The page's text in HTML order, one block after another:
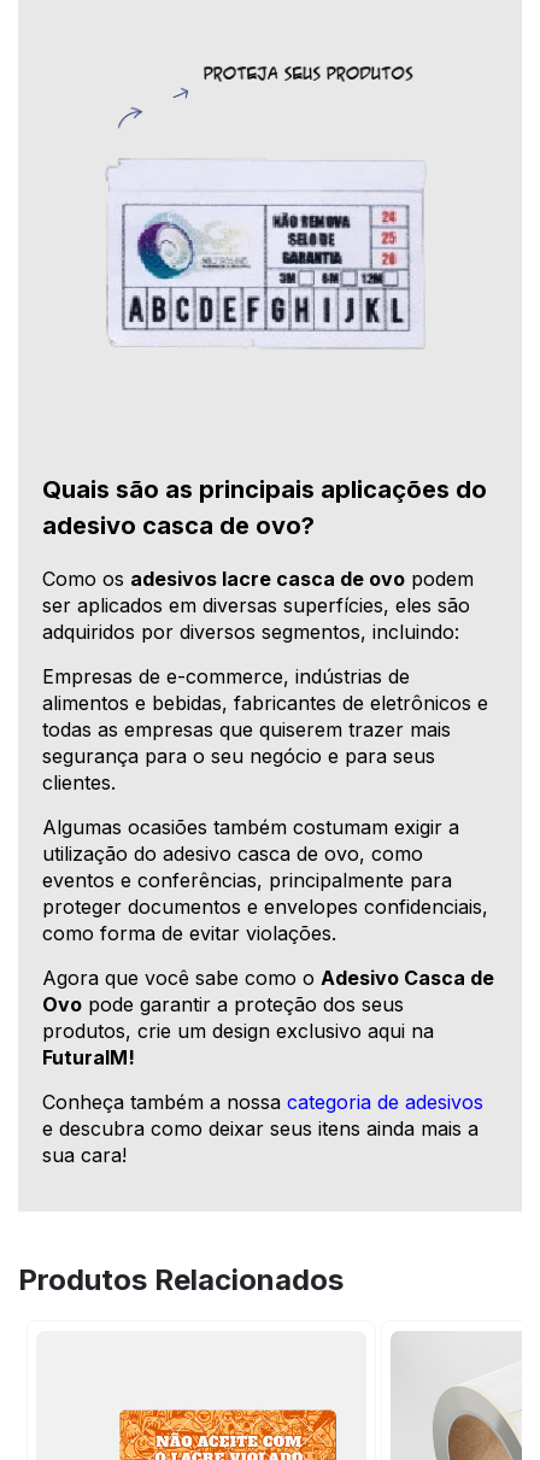
Quais são as principais aplicações do
adesivo casca de ovo?
Como os adesivos lacre casca de ovo podem
ser aplicados em diversas superfícies, eles são
adquiridos por diversos segmentos, incluindo:
Empresas de e-commerce, indústrias de
alimentos e bebidas, fabricantes de eletrônicos e
todas as empresas que quiserem trazer mais
segurança para o seu negócio e para seus
clientes.
Algumas ocasiões também costumam exigir a
utilização do adesivo casca de ovo, como
eventos e conferências, principalmente para
proteger documentos e envelopes confidenciais,
como forma de evitar violações.
Agora que você sabe como o Adesivo Casca de
Ovo pode garantir a proteção dos seus
produtos, crie um design exclusivo aqui na
FuturaIM!
Conheça também a nossa categoria de adesivos
e descubra como deixar seus itens ainda mais a
sua cara!
Produtos Relacionados